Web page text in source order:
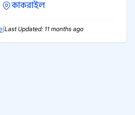
কাকরাইল
|Last Updated: 11 months ago